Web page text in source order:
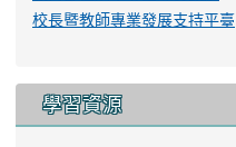
校長暨教師專業發展支持平臺
學習資源